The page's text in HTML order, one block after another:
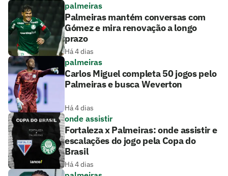
palmeiras
Palmeiras mantém conversas com
Gómez e mira renovação a longo
prazo
Há 4 dias
palmeiras
Carlos Miguel completa 50 jogos pelo
Palmeiras e busca Weverton
Há 4 dias
onde assistir
Fortaleza x Palmeiras: onde assistir e
escalações do jogo pela Copa do
Brasil
Há 4 dias